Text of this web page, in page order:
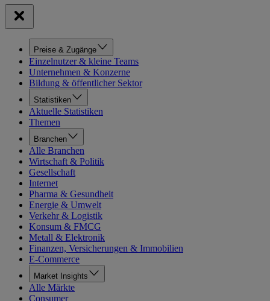
Preise & Zugänge
Einzelnutzer & kleine Teams
Unternehmen & Konzerne
Bildung & öffentlicher Sektor
Statistiken
Aktuelle Statistiken
Themen
Branchen
Alle Branchen
Wirtschaft & Politik
Gesellschaft
Internet
Pharma & Gesundheit
Energie & Umwelt
Verkehr & Logistik
Konsum & FMCG
Metall & Elektronik
Finanzen, Versicherungen & Immobilien
E-Commerce
Market Insights
Alle Märkte
Consumer